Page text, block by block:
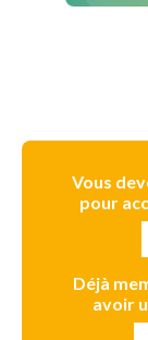
Vous
pour
Déjà
avoir